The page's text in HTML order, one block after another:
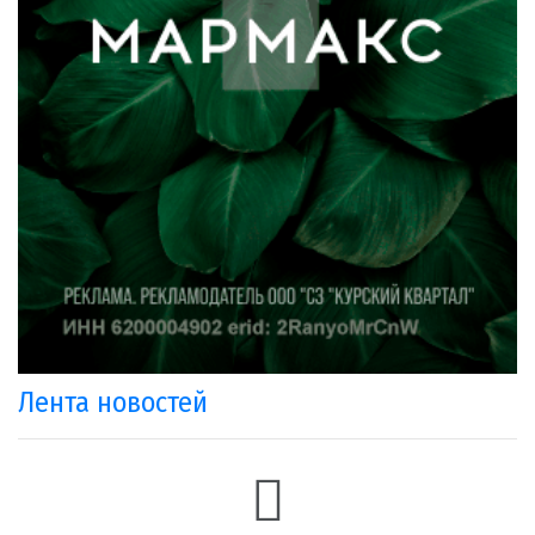
Лента новостей